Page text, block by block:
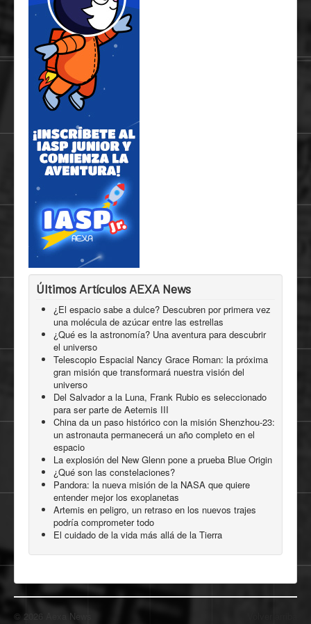
Últimos Artículos AEXA News
¿El espacio sabe a dulce? Descubren por primera vez
una molécula de azúcar entre las estrellas
¿Qué es la astronomía? Una aventura para descubrir
el universo
Telescopio Espacial Nancy Grace Roman: la próxima
gran misión que transformará nuestra visión del
universo
Del Salvador a la Luna, Frank Rubio es seleccionado
para ser parte de Aetemis III
China da un paso histórico con la misión Shenzhou-23:
un astronauta permanecerá un año completo en el
espacio
La explosión del New Glenn pone a prueba Blue Origin
¿Qué son las constelaciones?
Pandora: la nueva misión de la NASA que quiere
entender mejor los exoplanetas
Artemis en peligro, un retraso en los nuevos trajes
podría comprometer todo
El cuidado de la vida más allá de la Tierra
© 2026 Aexa News